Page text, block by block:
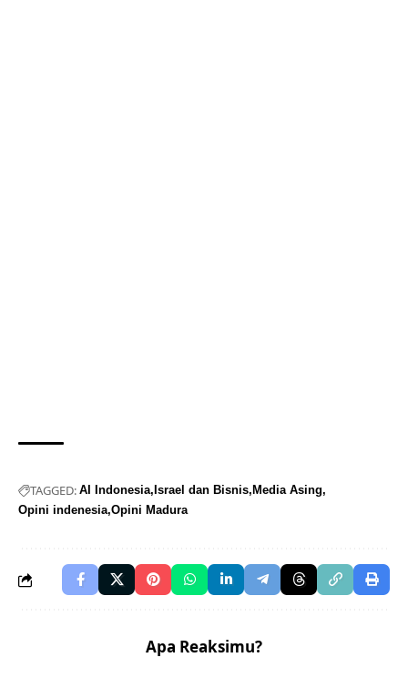
TAGGED: AI Indonesia Israel dan Bisnis Media Asing
Opini indenesia Opini Madura
Apa Reaksimu?